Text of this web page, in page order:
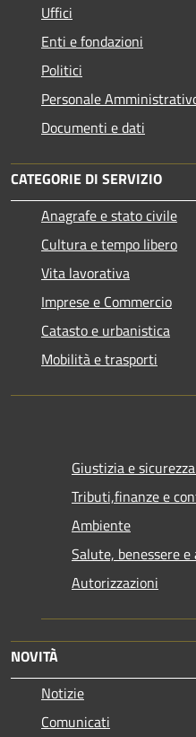
Uffici
Enti e fondazioni
Politici
Personale
Documenti e dati
CATEGORIE DI SERVIZIO
Anagrafe e stato civile
Cultura e tempo libero
Vita lavorativa
Imprese e Commercio
Catasto e urbanistica
Mobilità e trasporti
Giustizia e
Tributi,finanze e
Ambiente
Salute, benessere e
Autorizzazioni
NOVITÀ
Notizie
Comunicati